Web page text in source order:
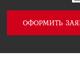
ОФОРМИТЬ